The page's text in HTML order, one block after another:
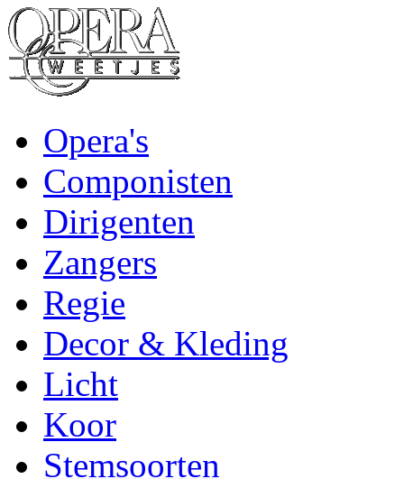
Opera's
Componisten
Dirigenten
Zangers
Regie
Decor & Kleding
Licht
Koor
Stemsoorten